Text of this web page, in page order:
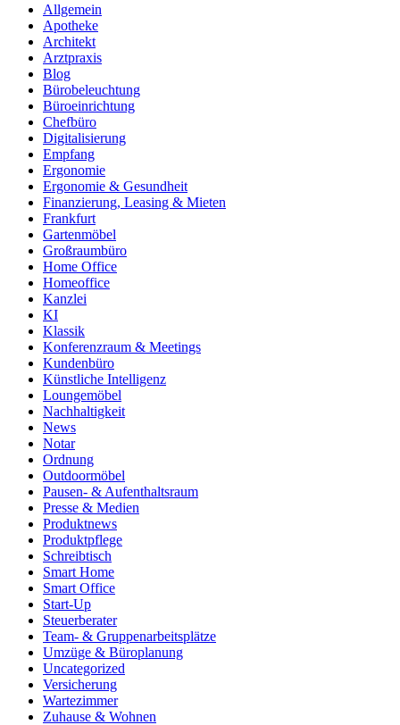
Allgemein
Apotheke
Architekt
Arztpraxis
Blog
Bürobeleuchtung
Büroeinrichtung
Chefbüro
Digitalisierung
Empfang
Ergonomie
Ergonomie & Gesundheit
Finanzierung, Leasing & Mieten
Frankfurt
Gartenmöbel
Großraumbüro
Home Office
Homeoffice
Kanzlei
KI
Klassik
Konferenzraum & Meetings
Kundenbüro
Künstliche Intelligenz
Loungemöbel
Nachhaltigkeit
News
Notar
Ordnung
Outdoormöbel
Pausen- & Aufenthaltsraum
Presse & Medien
Produktnews
Produktpflege
Schreibtisch
Smart Home
Smart Office
Start-Up
Steuerberater
Team- & Gruppenarbeitsplätze
Umzüge & Büroplanung
Uncategorized
Versicherung
Wartezimmer
Zuhause & Wohnen